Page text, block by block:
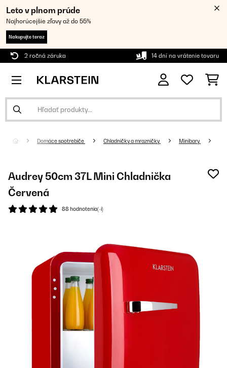
Leto v plnom prúde
Najhorúcejšie zľavy až do 55%
Nakupujte teraz
2 ročná záruka 14 dní na vrátenie tovaru
Domáce spotrebiče Chladničky a mrazničky Minibary
Audrey 50cm 37L Mini Chladnička
Červená
88 hodnotenia(-í)